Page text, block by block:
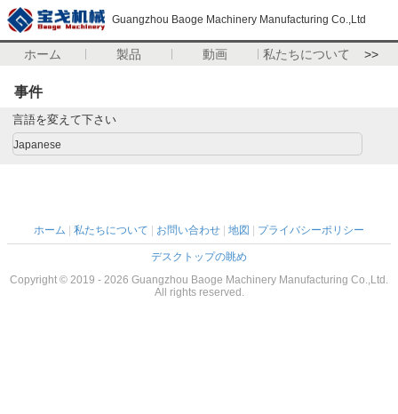
Guangzhou Baoge Machinery Manufacturing Co.,Ltd
ホーム 製品 動画 私たちについて >>
事件
言語を変えて下さい
Japanese
ホーム 私たちについて お問い合わせ 地図 プライバシーポリシー
デスクトップの眺め
Copyright © 2019 - 2026 Guangzhou Baoge Machinery Manufacturing Co.,Ltd.
All rights reserved.